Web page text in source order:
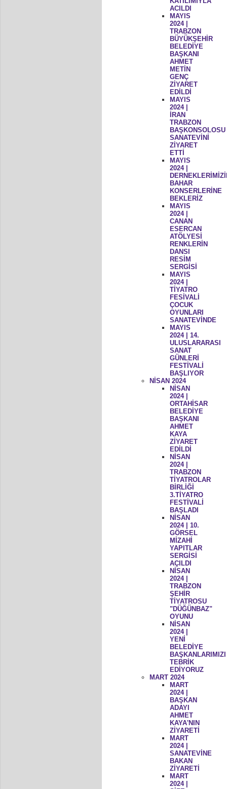
ACILDI
MAYIS
2024 |
TRABZON
BÜYÜKŞEHİR
BELEDİYE
BAŞKANI
AHMET
METİN
GENÇ
ZİYARET
EDİLDİ
MAYIS
2024 |
İRAN
TRABZON
BAŞKONSOLOSU
SANATEVİNİ
ZİYARET
ETTİ
MAYIS
2024 |
BAHAR
KONSERLERİNE
BEKLERİZ
MAYIS
2024 |
CANAN
ESERCAN
ATÖLYESİ
RENKLERİN
DANSI
RESİM
SERGİSİ
MAYIS
2024 |
TİYATRO
FESİVALİ
ÇOCUK
OYUNLARI
SANATEVİNDE
MAYIS
2024 | 14.
ULUSLARARASI
SANAT
GÜNLERİ
FESTİVALİ
BAŞLIYOR
NİSAN 2024
NİSAN
2024 |
ORTAHİSAR
BELEDİYE
BAŞKANI
AHMET
KAYA
ZİYARET
EDİLDİ
NİSAN
2024 |
TRABZON
TİYATROLAR
BİRLİĞİ
3.TİYATRO
FESTİVALİ
BAŞLADI
NİSAN
2024 | 10.
GÖRSEL
MİZAHİ
YAPITLAR
SERGİSİ
AÇILDI
NİSAN
2024 |
TRABZON
ŞEHİR
TİYATROSU
"DÜĞÜNBAZ"
OYUNU
NİSAN
2024 |
YENİ
BELEDİYE
BAŞKANLARIMIZI
TEBRİK
EDİYORUZ
MART 2024
MART
2024 |
BAŞKAN
ADAYI
AHMET
KAYA'NIN
ZİYARETİ
MART
2024 |
SANATEVİNE
BAKAN
ZİYARETİ
MART
2024 |